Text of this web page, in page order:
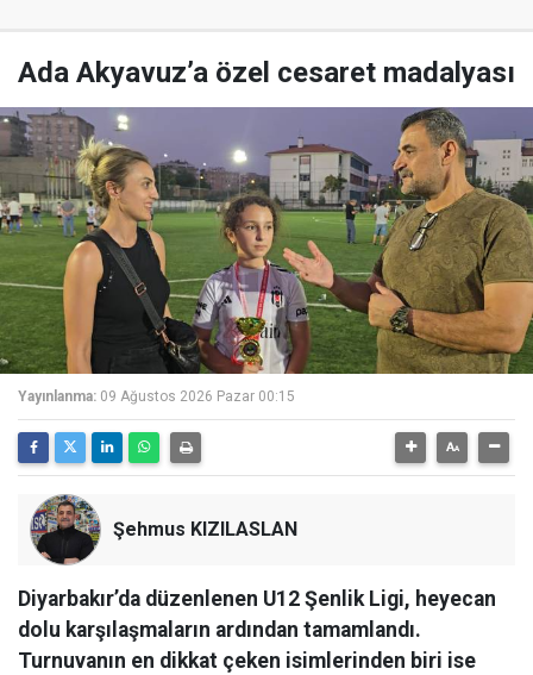
Ada Akyavuz’a özel cesaret madalyası
Yayınlanma: 09 Ağustos 2026 Pazar 00:15
Şehmus KIZILASLAN
Diyarbakır’da düzenlenen U12 Şenlik Ligi, heyecan
dolu karşılaşmaların ardından tamamlandı.
Turnuvanın en dikkat çeken isimlerinden biri ise